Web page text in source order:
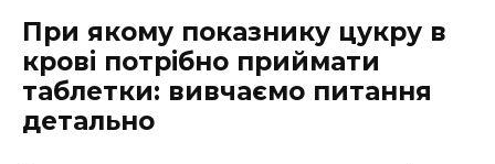
При якому показнику цукру в
крові потрібно приймати
таблетки: вивчаємо питання
детально